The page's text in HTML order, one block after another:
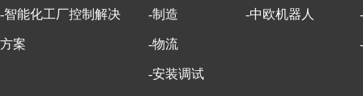
-智能化工厂控制解决
方案
-制造
-物流
-安装调试
-中欧机器人